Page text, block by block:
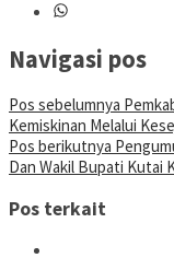
Navigasi pos
Pos sebelumnya
Kemiskinan Melalui
Pos berikutnya
Dan Wakil Bupati Kutai
Pos terkait